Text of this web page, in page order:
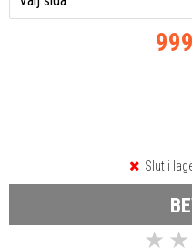
Slut i
★ ★